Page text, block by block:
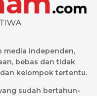
media independen,
bebas dan tidak
kelompok tertentu.
sudah bertahun-